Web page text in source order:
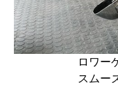
ロワー
スムー